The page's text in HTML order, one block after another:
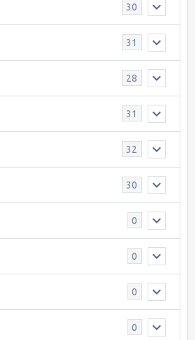
30
31
28
31
32
30
0
0
0
0